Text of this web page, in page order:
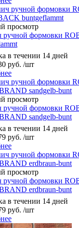
просмотр
ручной формовки
в течении 14 дней
руб. /шт
просмотр
ручной формовки
sandgelb-bunt
в течении 14 дней
руб. /шт
просмотр
ручной формовки
erdbraun-bunt
в течении 14 дней
руб. /шт